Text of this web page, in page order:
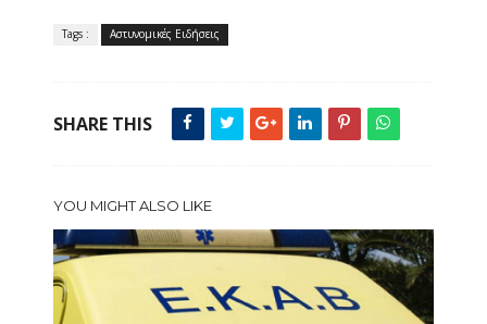
Tags : Αστυνομικές Ειδήσεις
SHARE THIS
YOU MIGHT ALSO LIKE